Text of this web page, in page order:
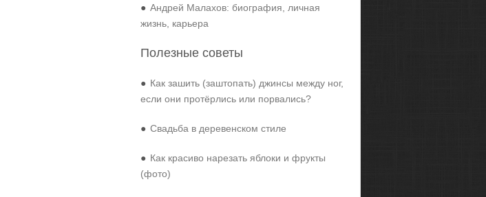
● Андрей Малахов: биография, личная
жизнь, карьера
Полезные советы
● Как зашить (заштопать) джинсы между ног,
если они протёрлись или порвались?
● Свадьба в деревенском стиле
● Как красиво нарезать яблоки и фрукты
(фото)